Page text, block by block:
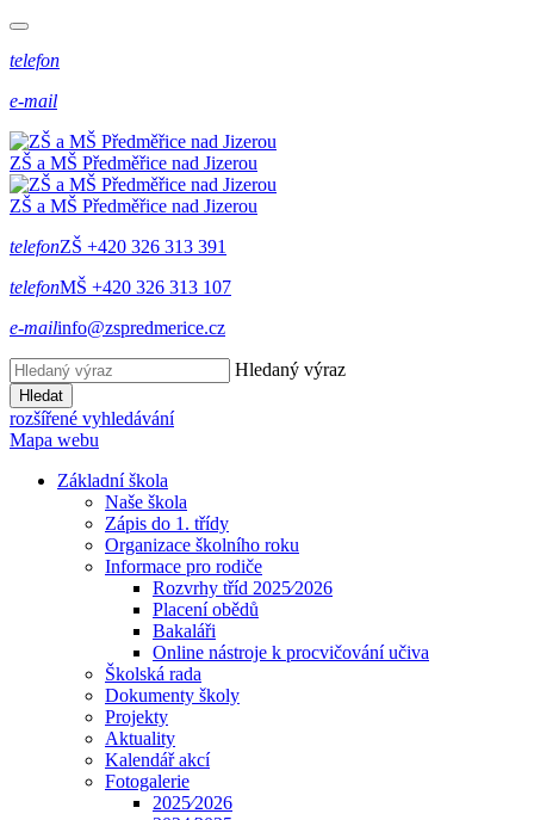
telefon
e-mail
ZŠ a MŠ Předměřice nad Jizerou
ZŠ a MŠ Předměřice nad Jizerou
telefonZŠ +420 326 313 391
telefonMŠ +420 326 313 107
e-mailinfo@zspredmerice.cz
Hledaný výraz
Hledat
rozšířené vyhledávání
Mapa webu
Základní škola
Naše škola
Zápis do 1. třídy
Organizace školního roku
Informace pro rodiče
Rozvrhy tříd 2025⁄2026
Placení obědů
Bakaláři
Online nástroje k procvičování učiva
Školská rada
Dokumenty školy
Projekty
Aktuality
Kalendář akcí
Fotogalerie
2025⁄2026